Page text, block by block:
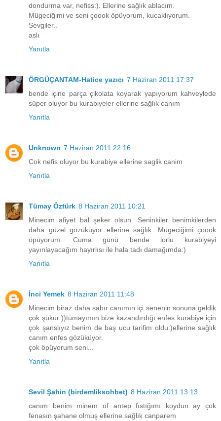
dondurma var, nefiss:). Ellerine sağlık ablacım.
Mügeciğimi ve seni çoook öpüyorum, kucaklıyorum.
Sevgiler..
aslı
Yanıtla
ÖRGÜÇANTAM-Hatice yazıcı 7 Haziran 2011 17:37
bende içine parça çikolata koyarak yapıyorum kahveylede
süper oluyor bu kurabiyeler ellerine sağlık canım
Yanıtla
Unknown 7 Haziran 2011 22:16
Cok nefis oluyor bu kurabiye ellerine saglik canim
Yanıtla
Tümay Öztürk 8 Haziran 2011 10:21
Minecim afiyet bal şeker olsun. Seninkiler benimkilerden
daha güzel gözüküyor ellerine sağlık. Mügeciğimi çoook
öpüyorum. Cuma günü bende lorlu kurabiyeyi
yayınlayacağım hayırlısı ile hala tadı damağımda:)
Yanıtla
İnci Yemek 8 Haziran 2011 11:48
Minecim biraz daha sabır canımın içi senenin sonuna geldik
çok şükür:))tümayımın bize kazandırdığı enfes kurabiye için
çok şanslıyız benim de baş ucu tarifim oldu:)ellerine sağlık
canım enfes gözüküyor.
çok öpüyorum seni...
Yanıtla
Sevil Şahin (birdemliksohbet) 8 Haziran 2011 13:13
canım benim minem of antep fıstığımı koydun ay çok
fenasın şahane olmuş ellerine sağlık canparem